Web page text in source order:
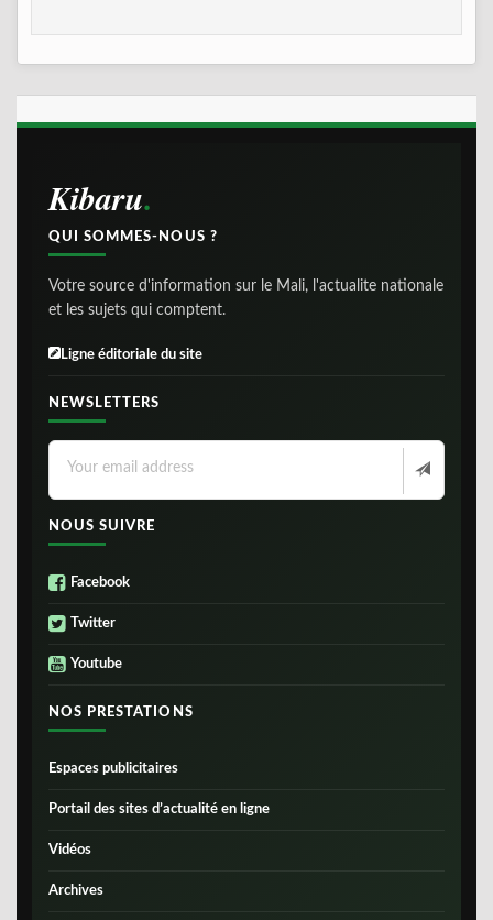
Kibaru
QUI SOMMES-NOUS ?
Votre source d'information sur le Mali, l'actualite nationale
et les sujets qui comptent.
Ligne éditoriale du site
NEWSLETTERS
NOUS SUIVRE
Facebook
Twitter
Youtube
NOS PRESTATIONS
Espaces publicitaires
Portail des sites d’actualité en ligne
Vidéos
Archives